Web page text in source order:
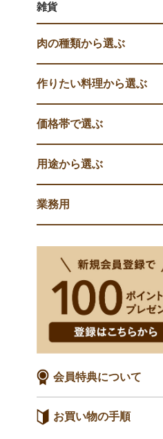
雑貨
肉の種類から選ぶ
作りたい料理から選ぶ
価格帯で選ぶ
用途から選ぶ
業務用
会員特典について
お買い物の手順